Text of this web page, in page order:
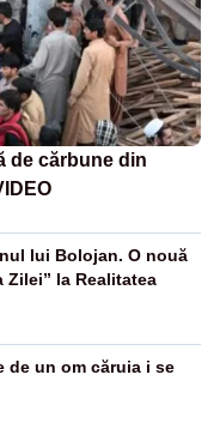
de cărbune din
lui Bolojan. O nouă
Zilei” la Realitatea
de un om căruia i se